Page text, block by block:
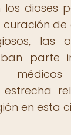
los dioses
curación
las
parte
en esta